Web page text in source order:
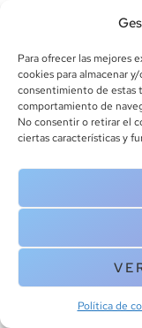
Para ofrecer las mejores
cookies para almacenar
consentimiento de estas
comportamiento de
No consentir o retirar el
ciertas características y
Política de
Copyright © 2025
cookies